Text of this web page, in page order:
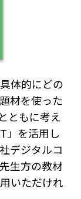
体的にどの
材を使った
ともに考え
」を活用し
デジタルコ
生方の教材
いただけれ